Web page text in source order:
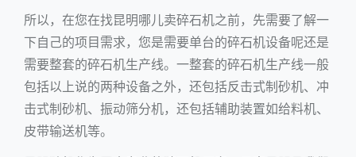
所以，在您在找昆明哪儿卖碎石机之前，先需要了解一
下自己的项目需求，您是需要单台的碎石机设备呢还是
需要整套的碎石机生产线。一整套的碎石机生产线一般
包括以上说的两种设备之外，还包括反击式制砂机、冲
击式制砂机、振动筛分机，还包括辅助装置如给料机、
皮带输送机等。